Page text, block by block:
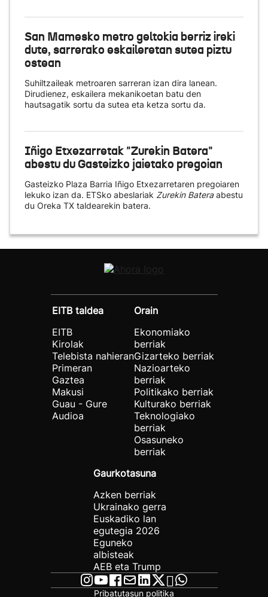
San Mamesko metro geltokia berriz ireki
dute, sarrerako eskaileretan sutea piztu
ostean
Suhiltzaileak metroaren sarreran izan dira lanean.
Dirudienez, eskailera mekanikoetan batu den
hautsagatik sortu da sutea eta ketza sortu da.
Iñigo Etxezarretak "Zurekin Batera"
abestu du Gasteizko jaietako pregoian
Gasteizko Plaza Barria Iñigo Etxezarretaren pregoiaren
lekuko izan da. ETSko abeslariak Zurekin Bateraabestu
du Oreka TX taldearekin batera.
EITB taldea
EITB
Kirolak
Telebista nahieran
Primeran
Gaztea
Makusi
Guau - Gure
Audioa
Orain
Ekonomiako
berriak
Gizarteko berriak
Nazioarteko
berriak
Politikako berriak
Kulturako berriak
Teknologiako
berriak
Osasuneko
berriak
Gaurkotasuna
Azken berriak
Ukrainako gerra
Euskadiko lan
egutegia 2026
Eguneko
albisteak
AEB eta Trump
Pribatutasun politika